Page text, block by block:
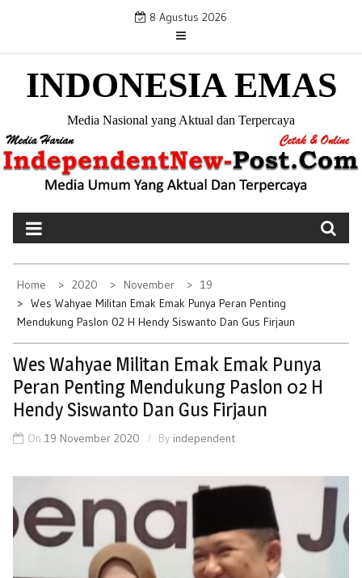
i
o
8 Agustus 2026
INDONESIA EMAS
Media Nasional yang Aktual dan Terpercaya
Home 2020 November
19
Wes Wahyae Militan Emak Emak Punya Peran Penting
Mendukung Paslon 02 H Hendy Siswanto Dan Gus Firjaun
Wes Wahyae Militan Emak Emak Punya
Peran Penting Mendukung Paslon 02 H
Hendy Siswanto Dan Gus Firjaun
On 19 November 2020 By independent